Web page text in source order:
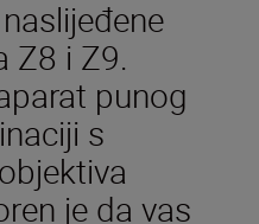
Z8 i Z9.
punog
s
je da vas